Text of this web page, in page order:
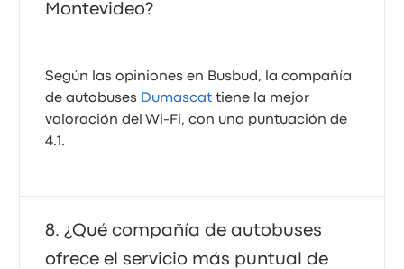
Montevideo?
Según las opiniones en Busbud, la compañía
de autobuses Dumascat tiene la mejor
valoración del Wi-Fi, con una puntuación de
4.1.
¿Qué compañía de autobuses
ofrece el servicio más puntual de